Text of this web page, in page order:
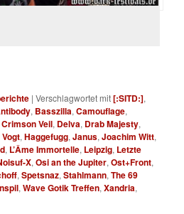
|Verschlagwortet mit[:SITD:],
, Basszilla,Camouflage,
Crimson Veil, Delva, Drab Majesty,
,Haggefugg,Janus,Joachim Witt,
, L’Âme Immortelle, Leipzig, Letzte
X,Osi an the Jupiter,Ost+Front,
,Spetsnaz,Stahlmann,The 69
,Wave Gotik Treffen,Xandria,